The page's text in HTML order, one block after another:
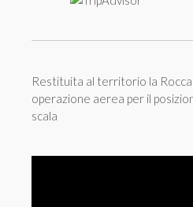
Restituita al territorio la
operazione aerea per il
scala